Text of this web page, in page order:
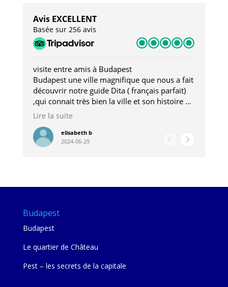
Avis EXCELLENT
Basée sur 256 avis
visite entre amis à Budapest
Budapest une ville magnifique que nous a fait
découvrir notre guide Dita ( français parfait)
,qui connait très bien la ville et son histoire et
qui nous a permis d'accéder à des lieux
pour les restaurants . A la fin de notre séjour
nous étions plus avec une amie qu' une guide
Lire la suite
elisabeth b
2024-06-29
Budapest
Budapest
Le quartier de Château
Pest – les secrets de la capitale